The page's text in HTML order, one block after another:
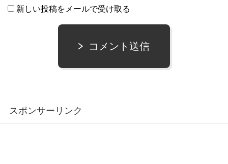
新しい投稿をメールで受け取る
コメント送信
スポンサーリンク